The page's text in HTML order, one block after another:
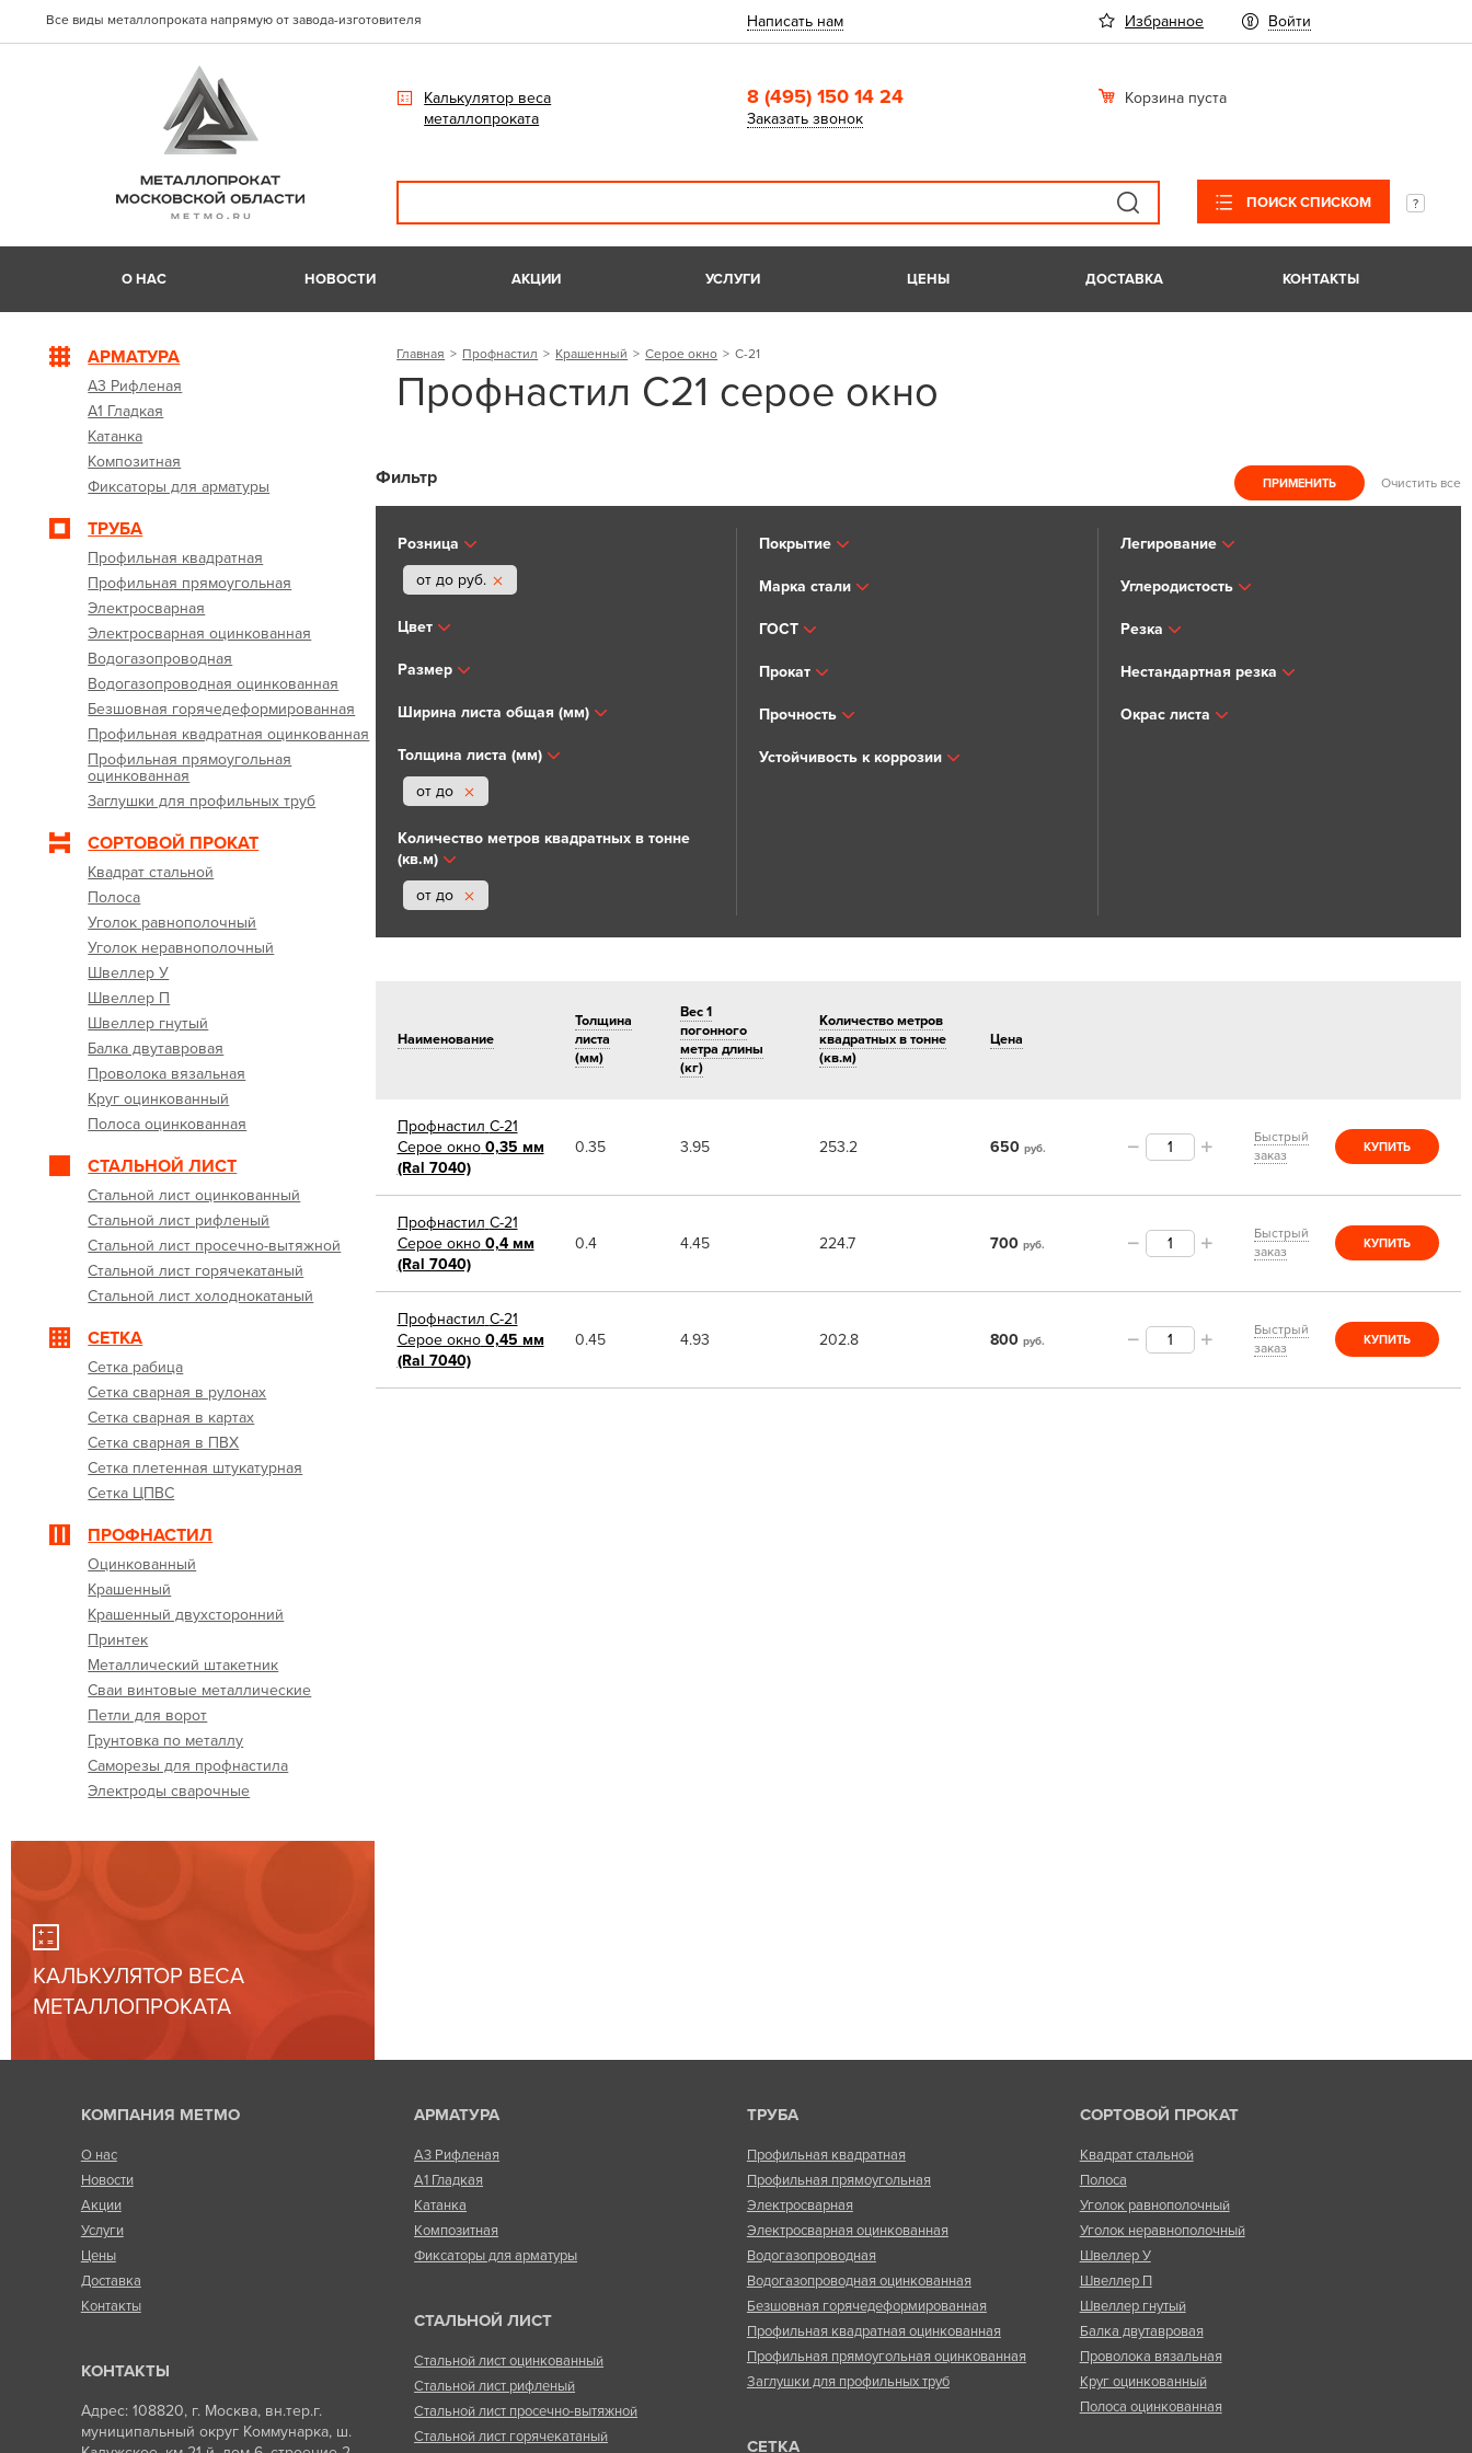
Все виды металлопроката напрямую от завода-изготовителя Написать нам Избранное Войти
Калькулятор веса
металлопроката
8 (495) 150 14 24
Заказать звонок
Корзина пуста
ПОИСК СПИСКОМ
О НАС НОВОСТИ АКЦИИ УСЛУГИ ЦЕНЫ ДОСТАВКА КОНТАКТЫ
АРМАТУРА
А3 Рифленая
А1 Гладкая
Катанка
Композитная
Фиксаторы для арматуры
ТРУБА
Профильная квадратная
Профильная прямоугольная
Электросварная
Электросварная оцинкованная
Водогазопроводная
Водогазопроводная оцинкованная
Безшовная горячедеформированная
Профильная квадратная оцинкованная
Профильная прямоугольная
оцинкованная
Заглушки для профильных труб
СОРТОВОЙ ПРОКАТ
Квадрат стальной
Полоса
Уголок равнополочный
Уголок неравнополочный
Швеллер У
Швеллер П
Швеллер гнутый
Балка двутавровая
Проволока вязальная
Круг оцинкованный
Полоса оцинкованная
СТАЛЬНОЙ ЛИСТ
Стальной лист оцинкованный
Стальной лист рифленый
Стальной лист просечно-вытяжной
Стальной лист горячекатаный
Стальной лист холоднокатаный
СЕТКА
Сетка рабица
Сетка сварная в рулонах
Сетка сварная в картах
Сетка сварная в ПВХ
Сетка плетенная штукатурная
Сетка ЦПВС
ПРОФНАСТИЛ
Оцинкованный
Крашенный
Крашенный двухсторонний
Принтек
Металлический штакетник
Сваи винтовые металлические
Петли для ворот
Грунтовка по металлу
Саморезы для профнастила
Электроды сварочные
КАЛЬКУЛЯТОР ВЕСА
МЕТАЛЛОПРОКАТА
Главная Профнастил Крашенный Серое окно С-21
Профнастил C21 серое окно
Фильтр Очистить все
Розница
от до руб.
Цвет
Размер
Ширина листа общая (мм)
Толщина листа (мм)
от до
Количество метров квадратных в тонне
(кв.м)
от до
Покрытие
Марка стали
ГОСТ
Прокат
Прочность
Устойчивость к коррозии
Легирование
Углеродистость
Резка
Нестандартная резка
Окрас листа
Наименование
Толщина
листа
(мм)
Вес 1
погонного
метра длины
(кг)
Количество метров
квадратных в тонне
(кв.м)
Цена
Профнастил С-21
Серое окно0,35 мм
(Ral 7040)
0.35 3.95 253.2 650 руб.
Быстрый
заказ
КУПИТЬ
Профнастил С-21
Серое окно0,4 мм
(Ral 7040)
0.4 4.45 224.7 700 руб.
Быстрый
заказ
КУПИТЬ
Профнастил С-21
Серое окно0,45 мм
(Ral 7040)
0.45 4.93 202.8 800 руб.
Быстрый
заказ
КУПИТЬ
КОМПАНИЯ МЕТМО
О нас
Новости
Акции
Услуги
Цены
Доставка
Контакты
КОНТАКТЫ
Адрес: 108820, г. Москва, вн.тер.г.
муниципальный округ Коммунарка, ш.
АРМАТУРА
А3 Рифленая
А1 Гладкая
Катанка
Композитная
Фиксаторы для арматуры
СТАЛЬНОЙ ЛИСТ
Стальной лист оцинкованный
Стальной лист рифленый
Стальной лист просечно-вытяжной
Стальной лист горячекатаный
ТРУБА
Профильная квадратная
Профильная прямоугольная
Электросварная
Электросварная оцинкованная
Водогазопроводная
Водогазопроводная оцинкованная
Безшовная горячедеформированная
Профильная квадратная оцинкованная
Профильная прямоугольная оцинкованная
Заглушки для профильных труб
СЕТКА
СОРТОВОЙ ПРОКАТ
Квадрат стальной
Полоса
Уголок равнополочный
Уголок неравнополочный
Швеллер У
Швеллер П
Швеллер гнутый
Балка двутавровая
Проволока вязальная
Круг оцинкованный
Полоса оцинкованная